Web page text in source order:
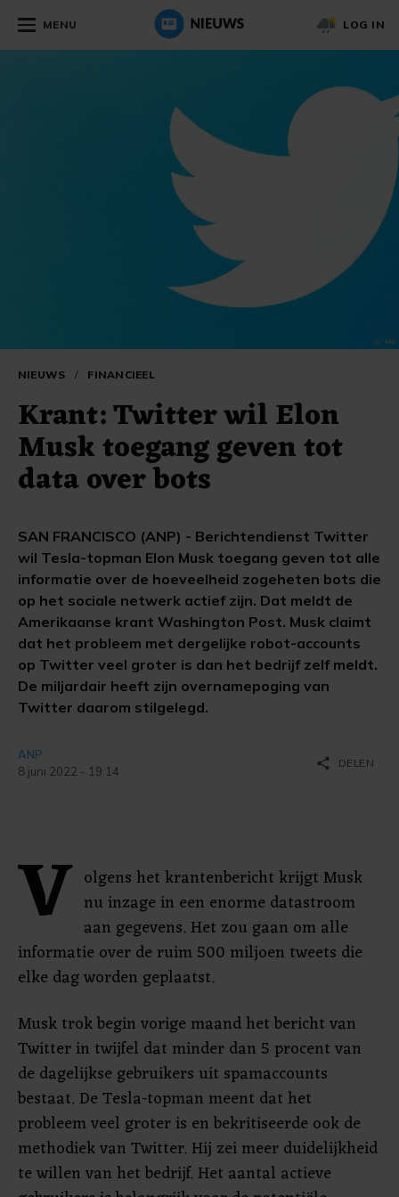
MENU LOG IN
NIEUWS / FINANCIEEL
Krant: Twitter wil Elon
Musk toegang geven tot
data over bots
SAN FRANCISCO (ANP) - Berichtendienst Twitter
wil Tesla-topman Elon Musk toegang geven tot alle
informatie over de hoeveelheid zogeheten bots die
op het sociale netwerk actief zijn. Dat meldt de
Amerikaanse krant Washington Post. Musk claimt
dat het probleem met dergelijke robot-accounts
op Twitter veel groter is dan het bedrijf zelf meldt.
De miljardair heeft zijn overnamepoging van
Twitter daarom stilgelegd.
ANP
8 juni 2022 - 19:14
share DELEN
V olgens het krantenbericht krijgt Musk
nu inzage in een enorme datastroom
aan gegevens. Het zou gaan om alle
informatie over de ruim 500 miljoen tweets die
elke dag worden geplaatst.
Musk trok begin vorige maand het bericht van
Twitter in twijfel dat minder dan 5 procent van
de dagelijkse gebruikers uit spamaccounts
bestaat. De Tesla-topman meent dat het
probleem veel groter is en bekritiseerde ook de
methodiek van Twitter. Hij zei meer duidelijkheid
te willen van het bedrijf. Het aantal actieve